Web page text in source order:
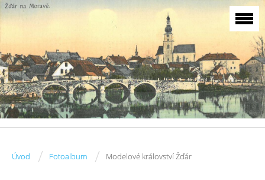
Úvod / Fotoalbum / Modelové království Žďár